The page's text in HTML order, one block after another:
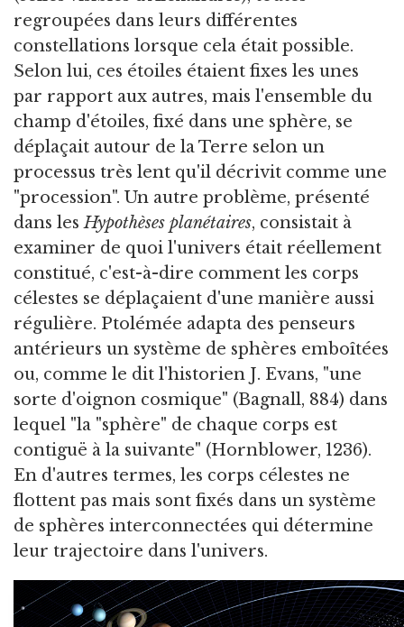
regroupées dans leurs différentes
constellations lorsque cela était possible.
Selon lui, ces étoiles étaient fixes les unes
par rapport aux autres, mais l'ensemble du
champ d'étoiles, fixé dans une sphère, se
déplaçait autour de la Terre selon un
processus très lent qu'il décrivit comme une
"procession". Un autre problème, présenté
dans lesHypothèses planétaires, consistait à
examiner de quoi l'univers était réellement
constitué, c'est-à-dire comment les corps
célestes se déplaçaient d'une manière aussi
régulière. Ptolémée adapta des penseurs
antérieurs un système de sphères emboîtées
ou, comme le dit l'historien J. Evans, "une
sorte d'oignon cosmique" (Bagnall, 884) dans
lequel "la "sphère" de chaque corps est
contiguë à la suivante" (Hornblower, 1236).
En d'autres termes, les corps célestes ne
flottent pas mais sont fixés dans un système
de sphères interconnectées qui détermine
leur trajectoire dans l'univers.